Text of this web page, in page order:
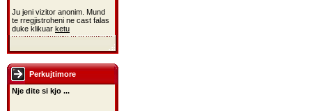
Ju jeni vizitor anonim. Mund
te rregjistroheni ne cast falas
duke klikuar ketu
Perkujtimore
Nje dite si kjo ...